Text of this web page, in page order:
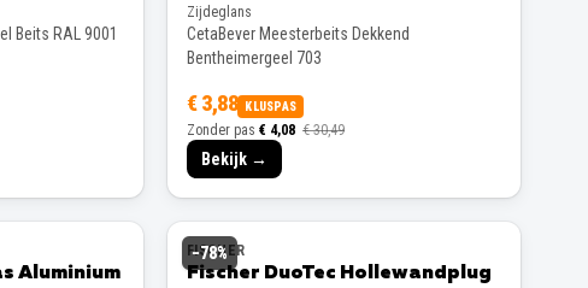
Beits RAL 9001
Zijdeglans
Zijdeglans
CetaBever Meesterbeits Dekkend
Bentheimergeel 703
€ 3,88 KLUSPAS
Zonder pas € 4,08 € 30,49
Bekijk →
Aluminium
−78%
FISCHER
Fischer DuoTec Hollewandplug